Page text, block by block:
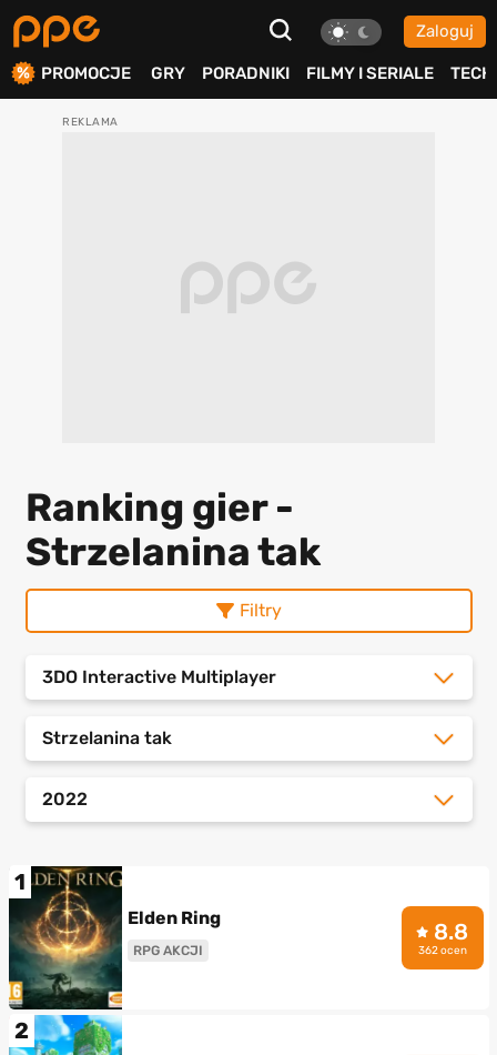
Zaloguj
PROMOCJE GRY PORADNIKI FILMY I SERIALE TECH
Ranking gier -
Strzelanina tak
Filtry
3DO Interactive Multiplayer
Strzelanina tak
2022
1
Elden Ring
RPG AKCJI
8.8
362 ocen
2